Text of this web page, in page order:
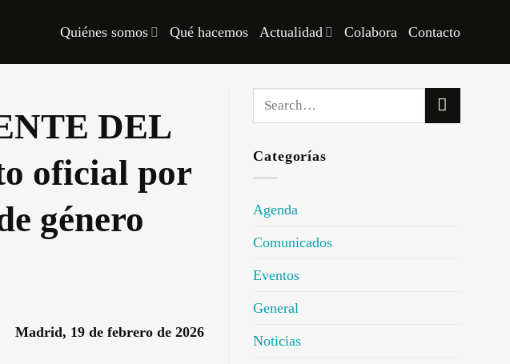
Quiénes somos Qué hacemos Actualidad Colabora Contacto
DEL
oficial por
género
Madrid, 19 de febrero de 2026
Categorías
Agenda
Comunicados
Eventos
General
Noticias